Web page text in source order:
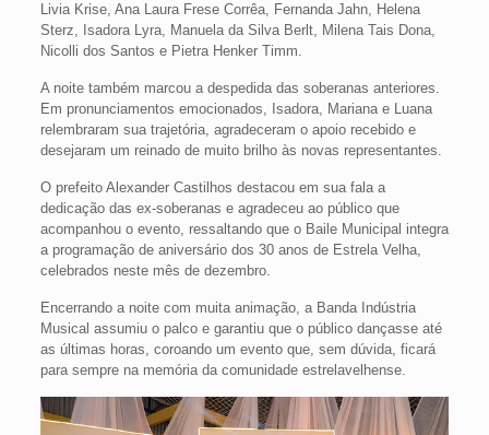
Livia Krise, Ana Laura Frese Corrêa, Fernanda Jahn, Helena
Sterz, Isadora Lyra, Manuela da Silva Berlt, Milena Tais Dona,
Nicolli dos Santos e Pietra Henker Timm.
A noite também marcou a despedida das soberanas anteriores.
Em pronunciamentos emocionados, Isadora, Mariana e Luana
relembraram sua trajetória, agradeceram o apoio recebido e
desejaram um reinado de muito brilho às novas representantes.
O prefeito Alexander Castilhos destacou em sua fala a
dedicação das ex-soberanas e agradeceu ao público que
acompanhou o evento, ressaltando que o Baile Municipal integra
a programação de aniversário dos 30 anos de Estrela Velha,
celebrados neste mês de dezembro.
Encerrando a noite com muita animação, a Banda Indústria
Musical assumiu o palco e garantiu que o público dançasse até
as últimas horas, coroando um evento que, sem dúvida, ficará
para sempre na memória da comunidade estrelavelhense.